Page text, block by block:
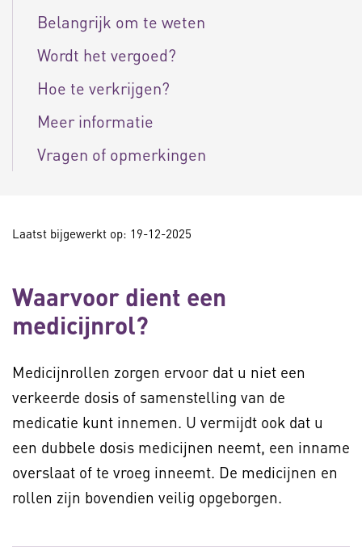
Belangrijk om te weten
Wordt het vergoed?
Hoe te verkrijgen?
Meer informatie
Vragen of opmerkingen
Laatst bijgewerkt op: 19-12-2025
Waarvoor dient een
medicijnrol?
Medicijnrollen zorgen ervoor dat u niet een
verkeerde dosis of samenstelling van de
medicatie kunt innemen. U vermijdt ook dat u
een dubbele dosis medicijnen neemt, een inname
overslaat of te vroeg inneemt. De medicijnen en
rollen zijn bovendien veilig opgeborgen.